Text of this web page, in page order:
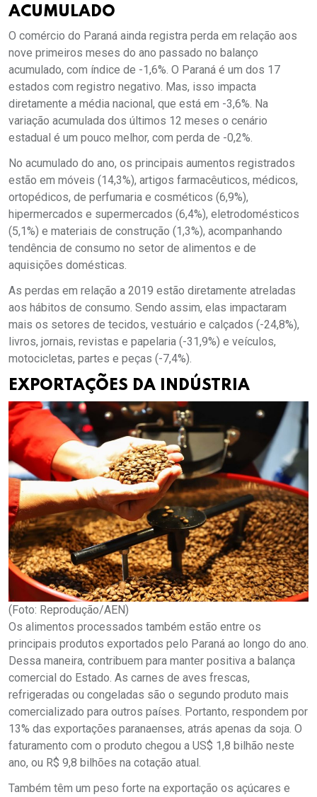
ACUMULADO
O comércio do Paraná ainda registra perda em relação aos
nove primeiros meses do ano passado no balanço
acumulado, com índice de -1,6%. O Paraná é um dos 17
estados com registro negativo. Mas, isso impacta
diretamente a média nacional, que está em -3,6%. Na
variação acumulada dos últimos 12 meses o cenário
estadual é um pouco melhor, com perda de -0,2%.
No acumulado do ano, os principais aumentos registrados
estão em móveis (14,3%), artigos farmacêuticos, médicos,
ortopédicos, de perfumaria e cosméticos (6,9%),
hipermercados e supermercados (6,4%), eletrodomésticos
(5,1%) e materiais de construção (1,3%), acompanhando
tendência de consumo no setor de alimentos e de
aquisições domésticas.
As perdas em relação a 2019 estão diretamente atreladas
aos hábitos de consumo. Sendo assim, elas impactaram
mais os setores de tecidos, vestuário e calçados (-24,8%),
livros, jornais, revistas e papelaria (-31,9%) e veículos,
motocicletas, partes e peças (-7,4%).
EXPORTAÇÕES DA INDÚSTRIA
(Foto: Reprodução/AEN)
Os alimentos processados também estão entre os
principais produtos exportados pelo Paraná ao longo do ano.
Dessa maneira, contribuem para manter positiva a balança
comercial do Estado. As carnes de aves frescas,
refrigeradas ou congeladas são o segundo produto mais
comercializado para outros países. Portanto, respondem por
13% das exportações paranaenses, atrás apenas da soja. O
faturamento com o produto chegou a US$ 1,8 bilhão neste
ano, ou R$ 9,8 bilhões na cotação atual.
Também têm um peso forte na exportação os açúcares e